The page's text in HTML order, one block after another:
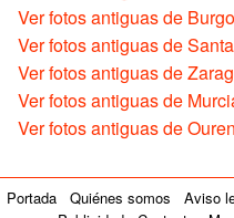
Ver fotos antiguas de
Ver fotos antiguas de
Ver fotos antiguas de
Ver fotos antiguas de
Ver fotos antiguas de
Portada Quiénes somos Aviso